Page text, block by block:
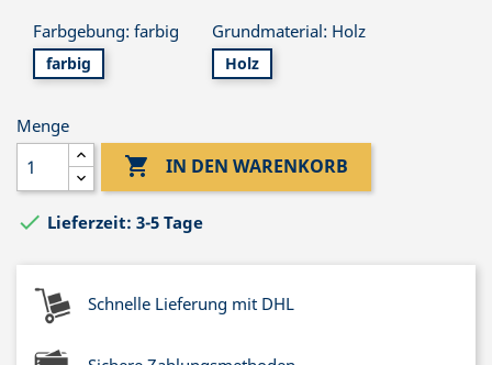
Farbgebung: farbig
farbig
Grundmaterial: Holz
Holz
Menge
 IN DEN WARENKORB
 Lieferzeit: 3-5 Tage
Schnelle Lieferung mit DHL